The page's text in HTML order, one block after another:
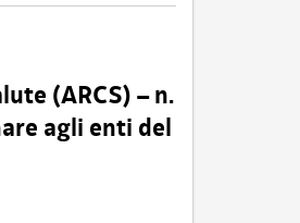
(ARCS) – n.
agli enti del